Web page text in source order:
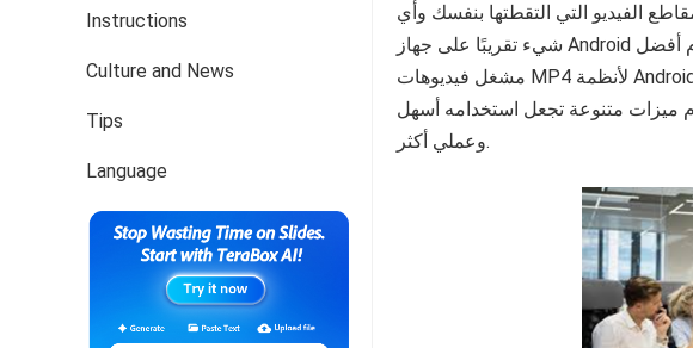
Instructions
Culture and News
Tips
Language
ce
b
o
o
tt
er
ke
dI
n
at
s
A
p
الفيديو التي التقطتها بنفسك وأي
شيء تقريبًا على جهاز Android الخاص بك. لكن بالرغم من ذلك تحتاج إلى استخدام أفضل
مشغل فيديوهات MP4 لأنظمة Android للحصول على أفضل تجربة ممكنة. يضمن مشغل
ميزات متنوعة تجعل استخدامه أسهل
وعملي أكثر.